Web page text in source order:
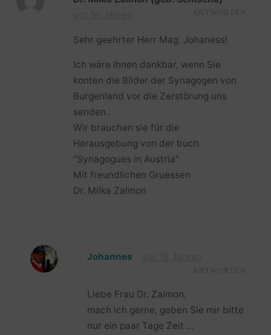
Sehr geehrter Herr Mag. Johaness!
Ich wäre Ihnen dankbar, wenn Sie
konten die Bilder der Synagogen von
Burgenland vor die Zerstörung uns
senden..
Wir brauchen sie für die
Herausgebung von der buch
“Synagogues in Austria”
Mit freundlichen Gruessen
Dr. Milka Zalmon
Johannes
Liebe Frau Dr. Zalmon,
mach ich gerne, geben Sie mir bitte
nur ein paar Tage Zeit …